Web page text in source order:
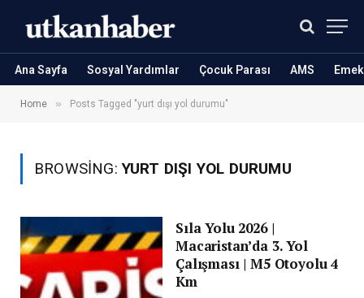
Ana Sayfa Sosyal Yardımlar Çocuk Parası AMS
Home » Posts Tagged "yurt dışı yol durumu"
BROWSING:YURT DIŞI YOL DURUMU
Sıla Yolu 2026 |
Macaristan’da 3. Yol
Çalışması | M5 Otoyolu 4
Km